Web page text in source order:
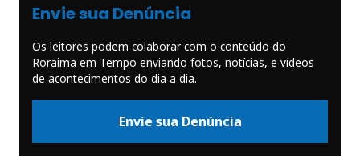
Envie sua Denúncia
Os leitores podem colaborar com o conteúdo do
Roraima em Tempo enviando fotos, notícias, e vídeos
de acontecimentos do dia a dia.
Envie sua Denúncia